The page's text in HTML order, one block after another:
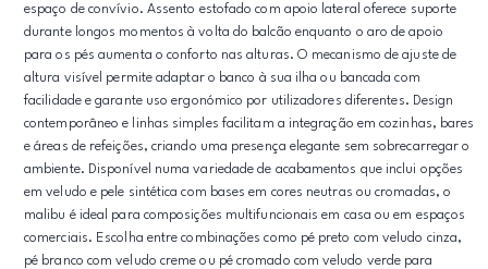
espaço de convívio. Assento estofado com apoio lateral oferece suporte
durante longos momentos à volta do balcão enquanto o aro de apoio
para os pés aumenta o conforto nas alturas. O mecanismo de ajuste de
altura visível permite adaptar o banco à sua ilha ou bancada com
facilidade e garante uso ergonómico por utilizadores diferentes. Design
contemporâneo e linhas simples facilitam a integração em cozinhas, bares
e áreas de refeições, criando uma presença elegante sem sobrecarregar o
ambiente. Disponível numa variedade de acabamentos que inclui opções
em veludo e pele sintética com bases em cores neutras ou cromadas, o
malibu é ideal para composições multifuncionais em casa ou em espaços
comerciais. Escolha entre combinações como pé preto com veludo cinza,
pé branco com veludo creme ou pé cromado com veludo verde para